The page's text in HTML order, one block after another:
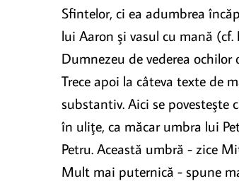
Sfintelor, ci ea adumbrea
lui Aaron şi vasul cu mană
Dumnezeu de vederea ochilor
Trece apoi la câteva texte de
substantiv. Aici se povesteşte
în uliţe, ca măcar umbra lui
Petru. Această umbră - zice
Mult mai puternică - spune